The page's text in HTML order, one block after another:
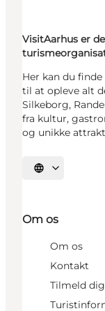
VisitAarhus er
Her kan du
til at opleve alt
Silkeborg,
fra kultur,
og unikke
Vælg sprog
Om os
Om os
Kontakt
Tilmeld